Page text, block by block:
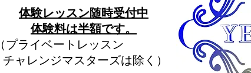
​体験レッスン随時受付中
​体験料は半額です。
（プライベートレッスン
チャレンジマスターズは除く）